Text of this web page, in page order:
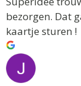
bezorgen. Dat
kaartje sturen !